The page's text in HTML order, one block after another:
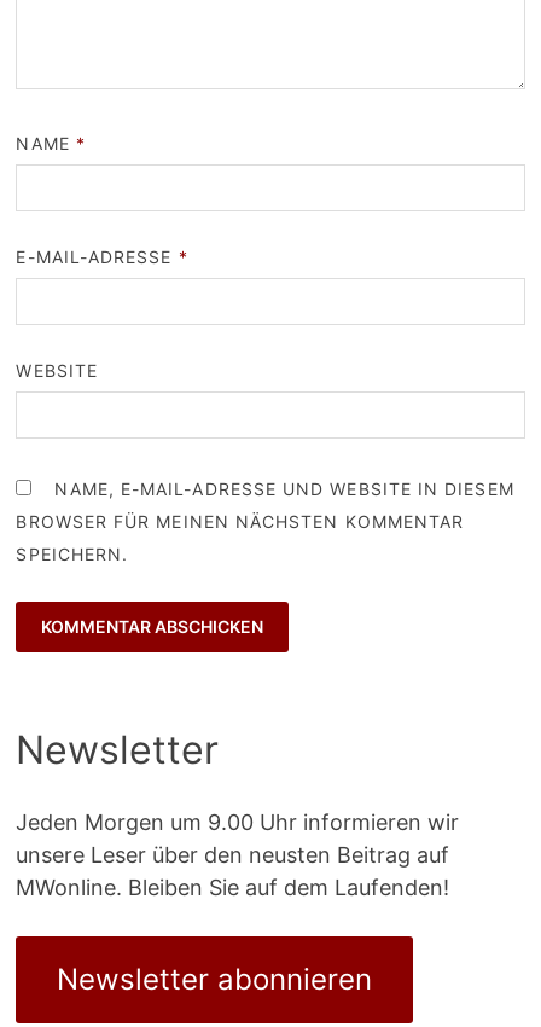
NAME *
E-MAIL-ADRESSE *
WEBSITE
NAME, E-MAIL-ADRESSE UND WEBSITE IN DIESEM
BROWSER FÜR MEINEN NÄCHSTEN KOMMENTAR
SPEICHERN.
Newsletter
Jeden Morgen um 9.00 Uhr informieren wir
unsere Leser über den neusten Beitrag auf
MWonline. Bleiben Sie auf dem Laufenden!
Newsletter abonnieren